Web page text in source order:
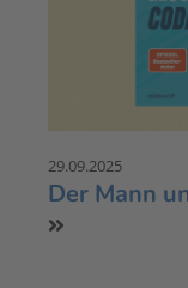
29.09.2025
Der Mann